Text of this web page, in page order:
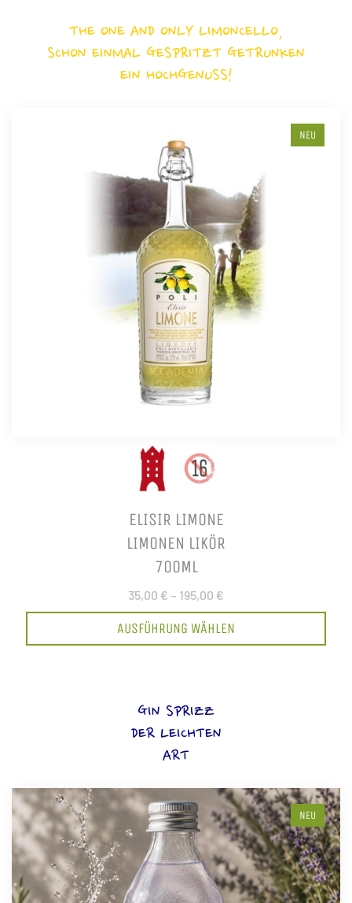
THE ONE AND ONLY LIMONCELLO,
SCHON EINMAL GESPRITZT GETRUNKEN
EIN HOCHGENUSS!
NEU
ELISIR LIMONE
LIMONEN LIKÖR
700ML
35,00 € – 195,00 €
AUSFÜHRUNG WÄHLEN
GIN SPRIZZ
DER LEICHTEN
ART
NEU